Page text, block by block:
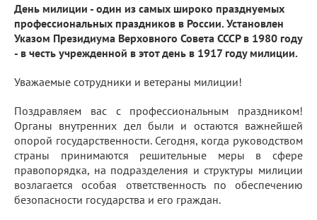
День милиции - один из самых широко празднуемых
профессиональных праздников в России. Установлен
Указом Президиума Верховного Совета СССР в 1980 году
- в честь учрежденной в этот день в 1917 году милиции.
Уважаемые сотрудники и ветераны милиции!
Поздравляем вас с профессиональным праздником!
Органы внутренних дел были и остаются важнейшей
опорой государственности. Сегодня, когда руководством
страны принимаются решительные меры в сфере
правопорядка, на подразделения и структуры милиции
возлагается особая ответственность по обеспечению
безопасности государства и его граждан.